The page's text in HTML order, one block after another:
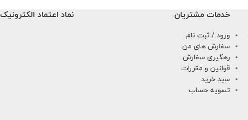
خدمات مشتریان
ورود / ثبت نام
سفارش های من
رهگیری سفارش
قوانین و مقررات
سبد خرید
تسویه حساب
نماد اعتماد الکترونیک